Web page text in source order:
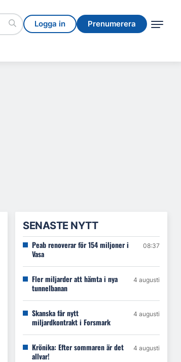
Logga in Prenumerera
Logga in Prenumerera
SENASTE NYTT
Peab renoverar för 154 miljoner i
Vasa
08:37
Fler miljarder att hämta i nya
tunnelbanan
4 augusti
Skanska får nytt
miljardkontrakt i Forsmark
4 augusti
Krönika: Efter sommaren är det
allvar!
4 augusti